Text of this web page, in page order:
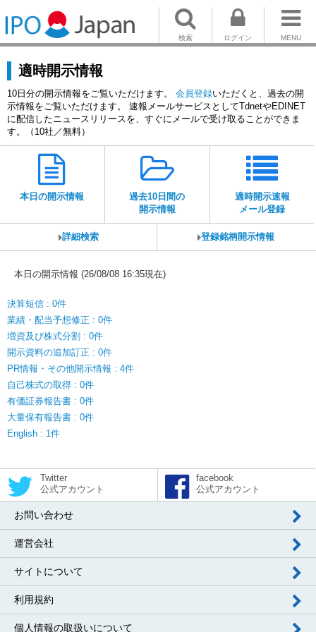
MENU
ログイン
検索
適時開示情報
10日分の開示情報をご覧いただけます。 会員登録いただくと、過去の開
示情報をご覧いただけます。 速報メールサービスとしてTdnetやEDINET
に配信したニュースリリースを、すぐにメールで受け取ることができま
す。（10社／無料）
本日の開示情報
過去10日間の
開示情報
適時開示速報
メール登録
詳細検索 登録銘柄開示情報
本日の開示情報 (26/08/08 16:35現在)
決算短信 : 0件
業績・配当予想修正 : 0件
増資及び株式分割 : 0件
開示資料の追加訂正 : 0件
PR情報・その他開示情報 : 4件
自己株式の取得 : 0件
有価証券報告書 : 0件
大量保有報告書 : 0件
English : 1件
Twitter
公式アカウント
facebook
公式アカウント
お問い合わせ
運営会社
サイトについて
利用規約
個人情報の取扱いについて